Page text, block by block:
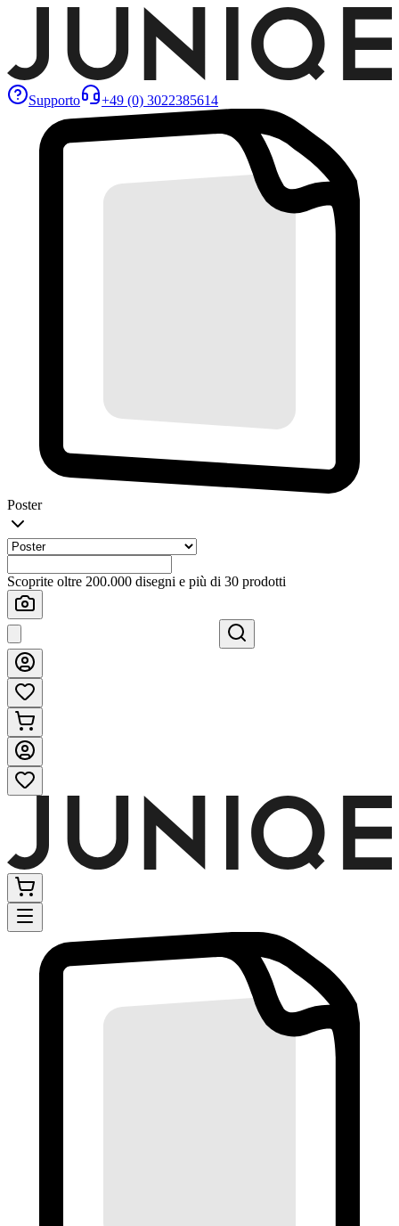
Supporto +49 (0) 3022385614
Poster
Scoprite oltre 200.000 disegni e più di 30 prodotti